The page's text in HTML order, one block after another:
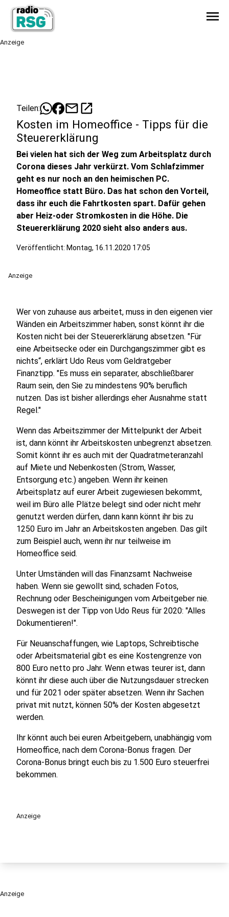
menu
Anzeige
Teilen: mailopen_in_new
Kosten im Homeoffice - Tipps für die
Steuererklärung
Bei vielen hat sich der Weg zum Arbeitsplatz durch
Corona dieses Jahr verkürzt. Vom Schlafzimmer
geht es nur noch an den heimischen PC.
Homeoffice statt Büro. Das hat schon den Vorteil,
dass ihr euch die Fahrtkosten spart. Dafür gehen
aber Heiz-oder Stromkosten in die Höhe. Die
Steuererklärung 2020 sieht also anders aus.
Veröffentlicht: Montag, 16.11.2020 17:05
Anzeige
Wer von zuhause aus arbeitet, muss in den eigenen vier
Wänden ein Arbeitszimmer haben, sonst könnt ihr die
Kosten nicht bei der Steuererklärung absetzen. "Für
eine Arbeitsecke oder ein Durchgangszimmer gibt es
nichts“, erklärt Udo Reus vom Geldratgeber
Finanztipp. "Es muss ein separater, abschließbarer
Raum sein, den Sie zu mindestens 90% beruflich
nutzen. Das ist bisher allerdings eher Ausnahme statt
Regel."
Wenn das Arbeitszimmer der Mittelpunkt der Arbeit
ist, dann könnt ihr Arbeitskosten unbegrenzt absetzen.
Somit könnt ihr es auch mit der Quadratmeteranzahl
auf Miete und Nebenkosten (Strom, Wasser,
Entsorgung etc.) angeben. Wenn ihr keinen
Arbeitsplatz auf eurer Arbeit zugewiesen bekommt,
weil im Büro alle Plätze belegt sind oder nicht mehr
genutzt werden dürfen, dann kann könnt ihr bis zu
1250 Euro im Jahr an Arbeitskosten angeben. Das gilt
zum Beispiel auch, wenn ihr nur teilweise im
Homeoffice seid.
Unter Umständen will das Finanzsamt Nachweise
haben. Wenn sie gewollt sind, schaden Fotos,
Rechnung oder Bescheinigungen vom Arbeitgeber nie.
Deswegen ist der Tipp von Udo Reus für 2020: "Alles
Dokumentieren!".
Für Neuanschaffungen, wie Laptops, Schreibtische
oder Arbeitsmaterial gibt es eine Kostengrenze von
800 Euro netto pro Jahr. Wenn etwas teurer ist, dann
könnt ihr diese auch über die Nutzungsdauer strecken
und für 2021 oder später absetzen. Wenn ihr Sachen
privat mit nutzt, können 50% der Kosten abgesetzt
werden.
Ihr könnt auch bei euren Arbeitgebern, unabhängig vom
Homeoffice, nach dem Corona-Bonus fragen. Der
Corona-Bonus bringt euch bis zu 1.500 Euro steuerfrei
bekommen.
Anzeige
Anzeige